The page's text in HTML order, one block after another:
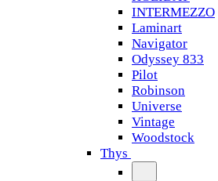
INTERMEZZO
Laminart
Navigator
Odyssey 833
Pilot
Robinson
Universe
Vintage
Woodstock
Thys